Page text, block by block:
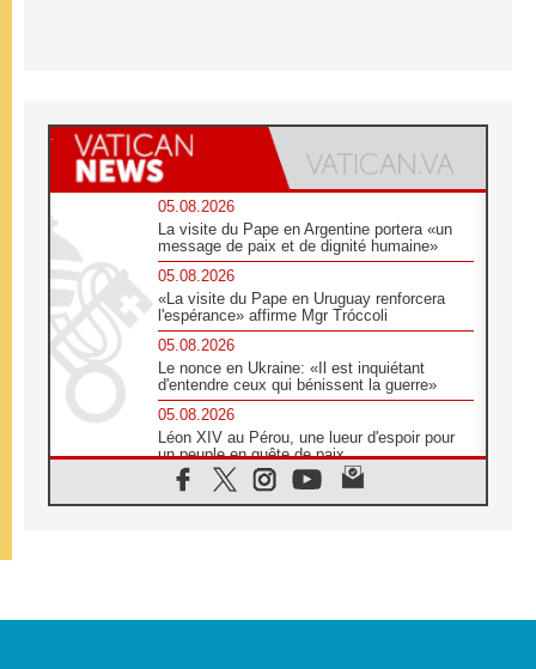
05.08.2026
La visite du Pape en Argentine portera «un
message de paix et de dignité humaine»
05.08.2026
«La visite du Pape en Uruguay renforcera
l'espérance» affirme Mgr Tróccoli
05.08.2026
Le nonce en Ukraine: «Il est inquiétant
d'entendre ceux qui bénissent la guerre»
05.08.2026
Léon XIV au Pérou, une lueur d'espoir pour
un peuple en quête de paix
05.08.2026
SCEAM: L'Église en Afrique vers